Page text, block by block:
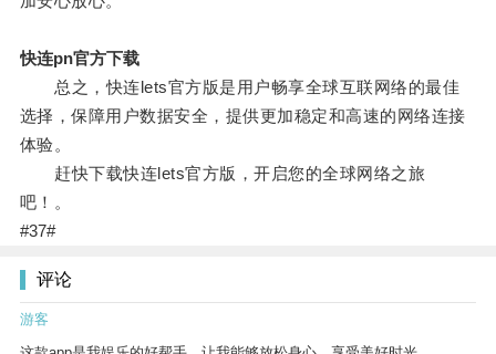
快连pn官方下载
总之，快连lets官方版是用户畅享全球互联网络的最佳
选择，保障用户数据安全，提供更加稳定和高速的网络连接
体验。
赶快下载快连lets官方版，开启您的全球网络之旅
吧！。
#37#
评论
游客